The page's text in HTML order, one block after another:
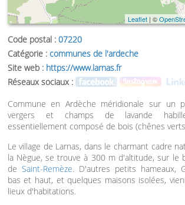
Leaflet| ©
Code postal : 07220
Catégorie : communes de l'ardeche
Site web : https://www.larnas.fr
Réseaux sociaux :
Commune en Ardèche méridionale sur un
vergers et champs de lavande
essentiellement composé de bois (chênes
Le village de Larnas, dans le charmant cadre
la Nègue, se trouve à 300 m d'altitude, sur le
de Saint-Remèze. D'autres petits hameaux,
bas et haut, et quelques maisons isolées,
lieux d'habitations.